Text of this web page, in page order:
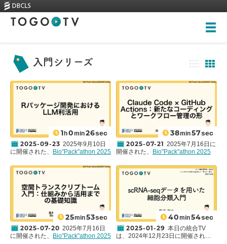
About
Videos
Skills-based courses
Rankings
Illustrations
全ての画像
Heritage Trees
Training
Contact
Frequently Asked Questions
入門シリーズ
1 h0min26sec
2025-09-23 2025年9月10日
に開催された、
Bio"Pack"athon 2025
パッケージ開発におけるLLM利活
用」が行われました。本講演では、
AIエージェントである
Claude Code
を活用して、Rパッケージを簡単に
開発できることをデモンストレーシ
ョンしています。 本講演では、
Pythonのパッケージングコミュニテ
ィであるpyOpenSciを紹介していま
す。 この講演動画は、
Bio"Pack"athon（バイオパッカソ
38min57sec
2025-07-21 2025年7月16日に
開催された、
Bio"Pack"athon 2025
「Claude Code × GitHub Actions：
新たなコーディングとワークフロー
では、AIエージェントであるClaude
を活用してソースコードを自動
的に実装し、GitHub Actionsを用い
てGitHub上でワークフローを実行す
ることで、クラウド上でのデータ解
析の自動化が可能になることを紹介
しています。 この講演動画は、
25min53sec
2025-07-20 2025年7月16日
に開催された、
Bio"Pack"athon 2025
40min54sec
2025-01-29 本日の統合TV
は、2024年12月23日に開催された